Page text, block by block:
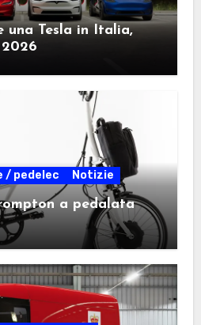
una Tesla in Italia,
/ pedelec Notizie
a pedalata